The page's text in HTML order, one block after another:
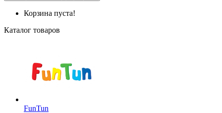
Корзина пуста!
Каталог товаров
FunTun